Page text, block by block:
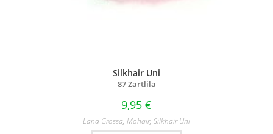
Silkhair Uni
87 Zartlila
9,95 €
Lana Grossa, Mohair, Silkhair Uni